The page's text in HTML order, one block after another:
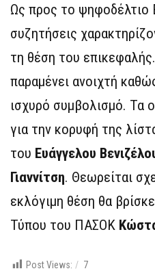
Ως προς το ψηφοδέλτιο
συζητήσεις
τη θέση του
παραμένει ανοιχτή
ισχυρό συμβολισμό. Τα
για την κορυφή της
του Ευάγγελου
Γιαννίτση. Θεωρείται
εκλόγιμη θέση θα
Τύπου του ΠΑΣΟΚ
Post Views: 7